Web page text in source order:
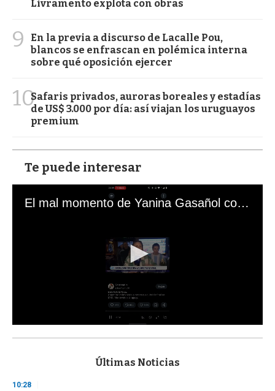
Livramento explota con obras
9
En la previa a discurso de Lacalle Pou,
blancos se enfrascan en polémica interna
sobre qué oposición ejercer
10Safaris privados, auroras boreales y estadías
de US$ 3.000 por día: así viajan los uruguayos
premium
Te puede interesar
El mal momento de Yanina Gasañol con un hincha argentino en "Subrayado"
s
d
Últimas Noticias
10:28